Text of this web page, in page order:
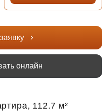
онлайн
112.7 м²